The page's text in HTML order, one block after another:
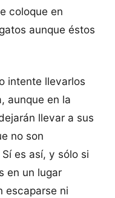
coloque en
aunque éstos
intente llevarlos
aunque en la
llevar a sus
no son
es así, y sólo si
en un lugar
escaparse ni